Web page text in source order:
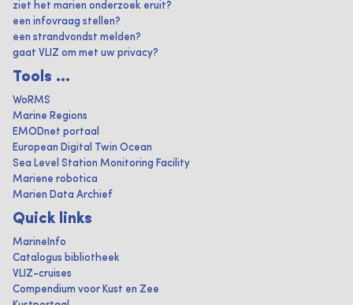
ziet het marien onderzoek eruit?
een infovraag stellen?
een strandvondst melden?
gaat VLIZ om met uw privacy?
Tools ...
WoRMS
Marine Regions
EMODnet portaal
European Digital Twin Ocean
Sea Level Station Monitoring Facility
Mariene robotica
Marien Data Archief
Quick links
MarineInfo
Catalogus bibliotheek
VLIZ-cruises
Compendium voor Kust en Zee